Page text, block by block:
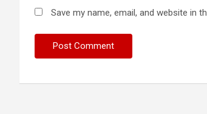
Save my name, email, and website in